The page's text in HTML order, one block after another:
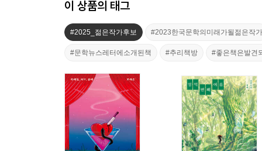
이 상품의 태그
#2025_젊은작가후보 #2023한국문학의미래가될젊은작가
#문학뉴스레터에소개된책 #추리책방 #좋은책은발견